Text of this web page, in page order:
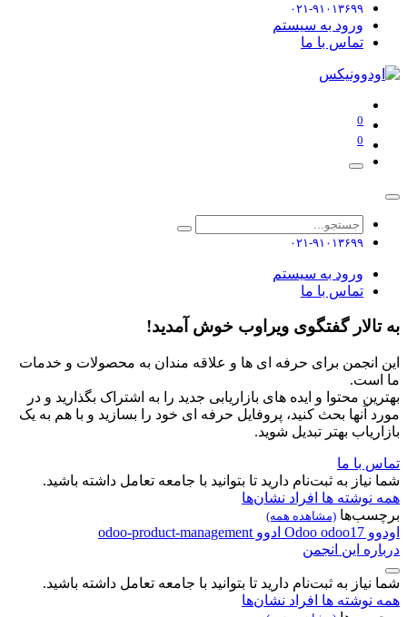
۰۲۱-۹۱۰۱۳۶۹۹
ورود به سیستم
تماس با ما
0
0
۰۲۱-۹۱۰۱۳۶۹۹
ورود به سیستم
تماس با ما
به تالار گفتگوی ویراوب خوش آمدید!
این انجمن برای حرفه ای ها و علاقه مندان به محصولات و خدمات
ما است.
بهترین محتوا و ایده های بازاریابی جدید را به اشتراک بگذارید و در
مورد آنها بحث کنید، پروفایل حرفه ای خود را بسازید و با هم به یک
بازاریاب بهتر تبدیل شوید.
تماس با ما
شما نیاز به ثبت‌نام دارید تا بتوانید با جامعه تعامل داشته باشید.
همه نوشته ها افراد نشان‌ها
برچسب‌ها (مشاهده همه)
اودوو Odoo odoo17 ادوو odoo-product-management
درباره این انجمن
شما نیاز به ثبت‌نام دارید تا بتوانید با جامعه تعامل داشته باشید.
همه نوشته ها افراد نشان‌ها